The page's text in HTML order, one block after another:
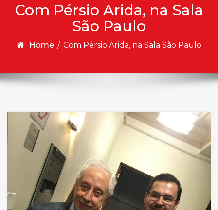
Com Pérsio Arida, na Sala
São Paulo
Home / Com Pérsio Arida, na Sala São Paulo